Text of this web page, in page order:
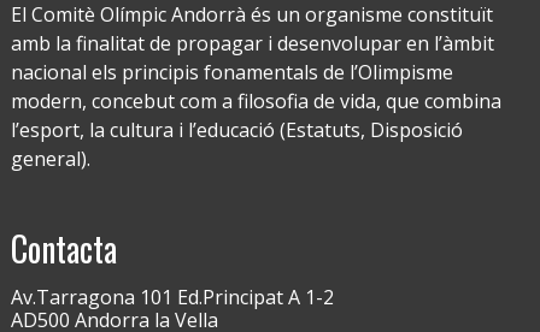
El Comitè Olímpic Andorrà és un organisme constituït
amb la finalitat de propagar i desenvolupar en l’àmbit
nacional els principis fonamentals de l’Olimpisme
modern, concebut com a filosofia de vida, que combina
l’esport, la cultura i l’educació (Estatuts, Disposició
general).
Contacta
Av.Tarragona 101 Ed.Principat A 1-2
AD500 Andorra la Vella